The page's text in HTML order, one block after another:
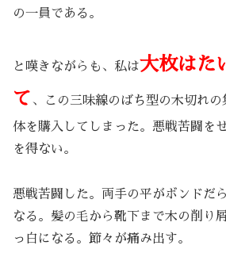
の一員である。
と嘆きながらも、私は大枚はた
て、この三味線のばち型の木切れの
体を購入してしまった。悪戦苦闘を
を得ない。
悪戦苦闘した。両手の平がボンドだ
なる。髪の毛から靴下まで木の削り
っ白になる。節々が痛み出す。